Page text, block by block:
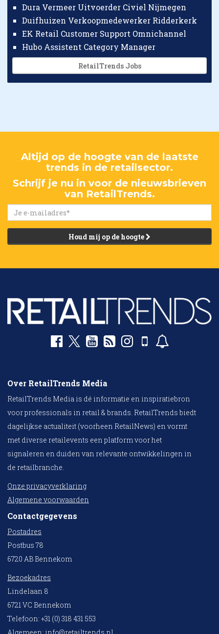
Dura Vermeer Uitvoerder Civiel Nijmegen
Duifhuizen Verkoopmedewerker Ridderkerk
EK Retail Customer Support Omnichannel
Hubo Assistent Category Manager
RetailTrends Jobs
Altijd op de hoogte van de laatste
trends in de retailsector.
Schrijf je nu in voor de nieuwsbrieven
van RetailTrends.
Houd mij op de hoogte
Over RetailTrends Media
RetailTrends Media is dé informatie en inspiratiebron
voor professionals in retail & brands. RetailTrends biedt
dagelijkse actualiteit (voorheen RetailNews) en vormt
met diverse retailevents een platform voor het
signaleren en duiden van relevante ontwikkelingen in
de retailbranche.
Onze privacyverklaring
Algemene voorwaarden
Contactgegevens
Postadres
Postbus 78
6720 AB Bennekom
Bezoekadres
Lindelaan 8
6721 VC Bennekom
Telefoon: +31 (0) 318 431 553